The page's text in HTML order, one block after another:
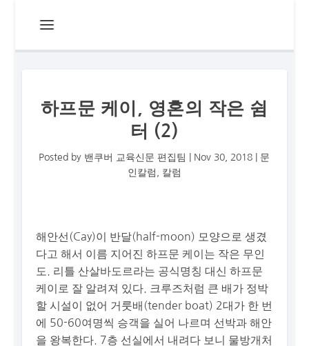
하프문 케이, 영혼의 작은 쉼
터 (2)
Posted by 밴쿠버 교육신문 편집팀 Nov 30, 2018
문
인칼럼
칼럼
해안선(Cay)이 반달(half-moon) 모양으로 생겼
다고 해서 이름 지어진 하프문 케이는 작은 무인
도. 리틀 산살바도르라는 공식명칭 대신 하프문
케이로 잘 알려져 있다. 크루즈처럼 큰 배가 정박
할 시설이 없어 거룻배(tender boat) 2대가 한 번
에 50-60여명씩 승객을 실어 나르며 선박과 해안
을 왕복한다. 7층 선실에서 내려다 보니 물방개처